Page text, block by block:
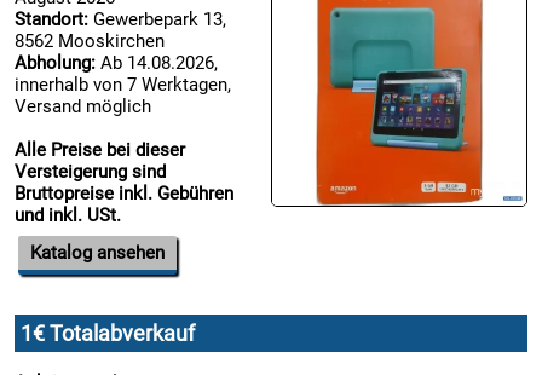
Standort: Gewerbepark 13,
8562 Mooskirchen
Abholung: Ab 14.08.2026,
innerhalb von 7 Werktagen,
Versand möglich
Alle Preise bei dieser
Versteigerung sind
Bruttopreise inkl. Gebühren
und inkl. USt.
Katalog ansehen
1€ Totalabverkauf